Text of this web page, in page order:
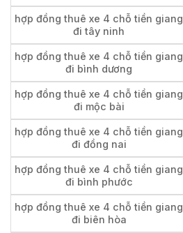
hợp đồng thuê xe 4 chỗ tiền giang
đi tây ninh
hợp đồng thuê xe 4 chỗ tiền giang
đi bình dương
hợp đồng thuê xe 4 chỗ tiền giang
đi mộc bài
hợp đồng thuê xe 4 chỗ tiền giang
đi đồng nai
hợp đồng thuê xe 4 chỗ tiền giang
đi bình phước
hợp đồng thuê xe 4 chỗ tiền giang
đi biên hòa